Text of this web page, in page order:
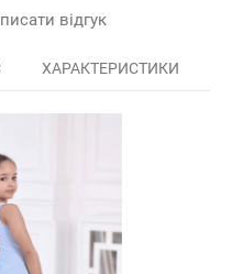
відгук
ХАРАКТЕРИСТИКИ